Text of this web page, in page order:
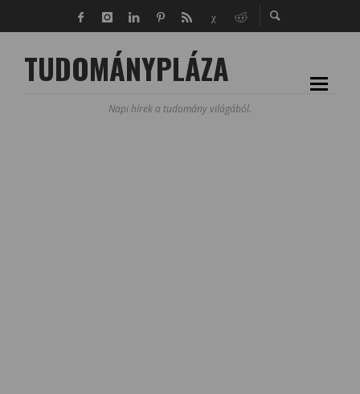
TUDOMÁNYPLÁZA
Napi hírek a tudomány világából.